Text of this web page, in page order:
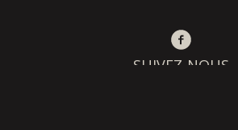
SUIVEZ-NOUS